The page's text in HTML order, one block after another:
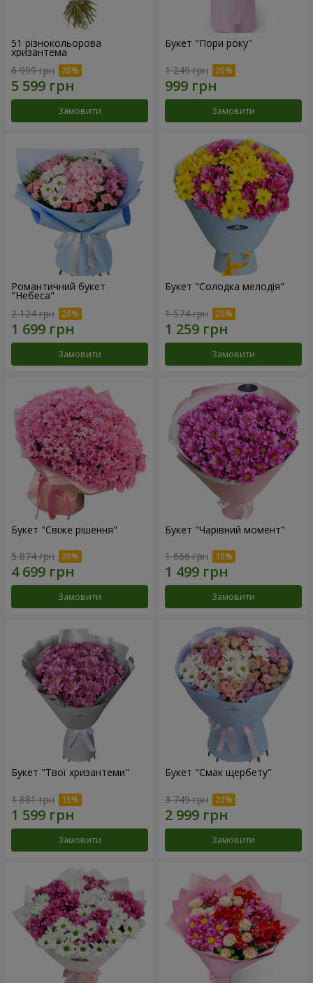
51 різнокольорова
хризантема
6 999 грн
Замовити
Букет "Пори року"
1 249 грн
Замовити
Романтичний букет
"Небеса"
2 124 грн
Замовити
Букет "Солодка мелодія"
1 574 грн
Замовити
Букет "Свіже рішення"
5 874 грн
Замовити
Букет "Чарівний момент"
1 666 грн
Замовити
Букет "Твої хризантеми"
1 881 грн
Замовити
Букет "Смак щербету"
3 749 грн
Замовити